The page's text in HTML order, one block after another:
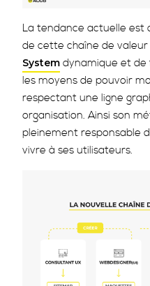
La tendance actuelle
de cette chaîne de
System dynamique et de
les moyens de pouvoir
respectant une ligne
organisation. Ainsi son
pleinement responsable
vivre à ses utilisateurs.